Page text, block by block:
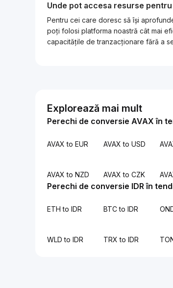
Unde pot accesa resurse
Pentru cei care doresc să își
poți folosi platforma noastră cât mai
capacitățile de tranzacționare fără a
Explorează mai mult
Perechi de conversie AVAX în
AVAX to EUR AVAX to USD
AVAX to NZD AVAX to CZK
Perechi de conversie IDR în
ETH to IDR BTC to IDR
WLD to IDR TRX to IDR